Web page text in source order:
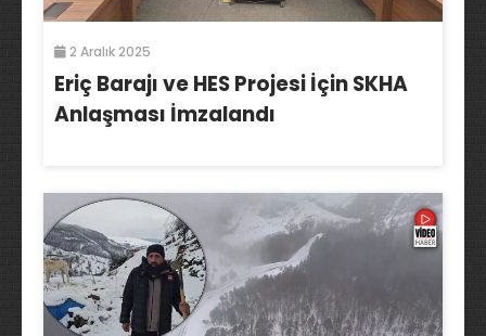
2 Aralık 2025
Eriç Barajı ve HES Projesi İçin SKHA
Anlaşması İmzalandı